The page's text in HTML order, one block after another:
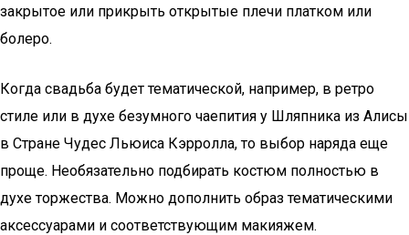
закрытое или прикрыть открытые плечи платком или
болеро.
Когда свадьба будет тематической, например, в ретро
стиле или в духе безумного чаепития у Шляпника из Алисы
в Стране Чудес Льюиса Кэрролла, то выбор наряда еще
проще. Необязательно подбирать костюм полностью в
духе торжества. Можно дополнить образ тематическими
аксессуарами и соответствующим макияжем.